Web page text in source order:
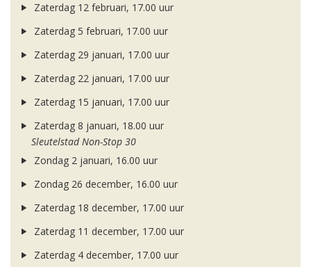
Zaterdag 12 februari, 17.00 uur
Zaterdag 5 februari, 17.00 uur
Zaterdag 29 januari, 17.00 uur
Zaterdag 22 januari, 17.00 uur
Zaterdag 15 januari, 17.00 uur
Zaterdag 8 januari, 18.00 uur
Sleutelstad Non-Stop 30
Zondag 2 januari, 16.00 uur
Zondag 26 december, 16.00 uur
Zaterdag 18 december, 17.00 uur
Zaterdag 11 december, 17.00 uur
Zaterdag 4 december, 17.00 uur